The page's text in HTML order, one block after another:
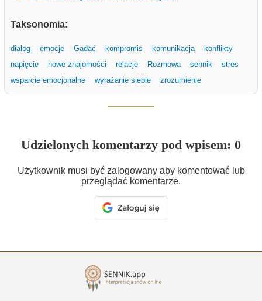
Taksonomia:
dialog emocje Gadać kompromis komunikacja
konflikty
napięcie
nowe znajomości relacje Rozmowa sennik
stres
wsparcie emocjonalne
wyrażanie siebie zrozumienie
Udzielonych komentarzy pod wpisem: 0
Użytkownik musi być zalogowany aby komentować lub
przeglądać komentarze.